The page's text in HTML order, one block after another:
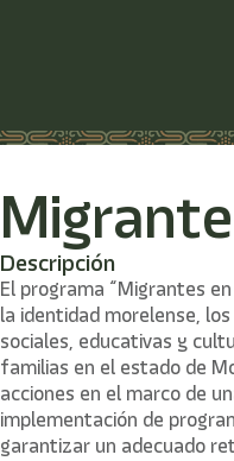
Descripción
El programa “Migrantes
la identidad morelense,
sociales, educativas y
familias en el estado de
acciones en el marco de
implementación de
garantizar un adecuado